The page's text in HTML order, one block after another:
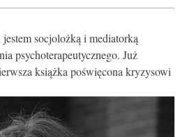
socjolożką i mediatorką
psychoterapeutycznego. Już
książka poświęcona kryzysowi